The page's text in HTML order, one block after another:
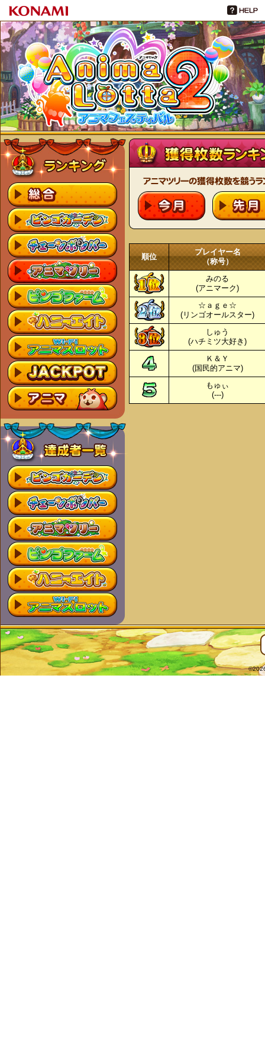
順位
プレイヤー名
（称号）
みのる
(アニマーク)
☆ａｇｅ☆
(リンゴオールスター)
しゅう
(ハチミツ大好き)
Ｋ＆Ｙ
(国民的アニマ)
もゅぃ
(---)